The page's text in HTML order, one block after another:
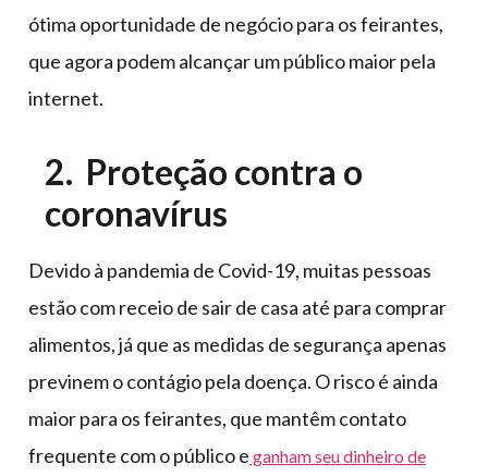
ótima oportunidade de negócio para os feirantes,
que agora podem alcançar um público maior pela
internet.
2. Proteção contra o
coronavírus
Devido à pandemia de Covid-19, muitas pessoas
estão com receio de sair de casa até para comprar
alimentos, já que as medidas de segurança apenas
previnem o contágio pela doença. O risco é ainda
maior para os feirantes, que mantêm contato
frequente com o público e ganham seu dinheiro de